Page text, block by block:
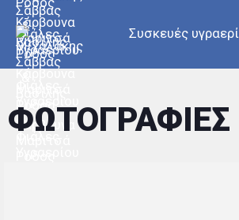
Συσκευές
ΦΩΤΟΓΡΑΦΙΕΣ